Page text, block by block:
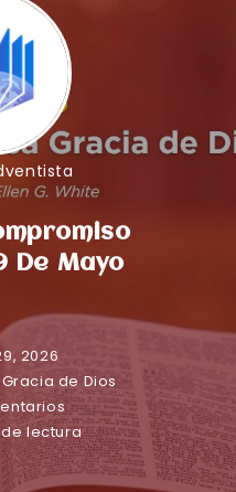
De Mayo
2026
de Dios
lectura